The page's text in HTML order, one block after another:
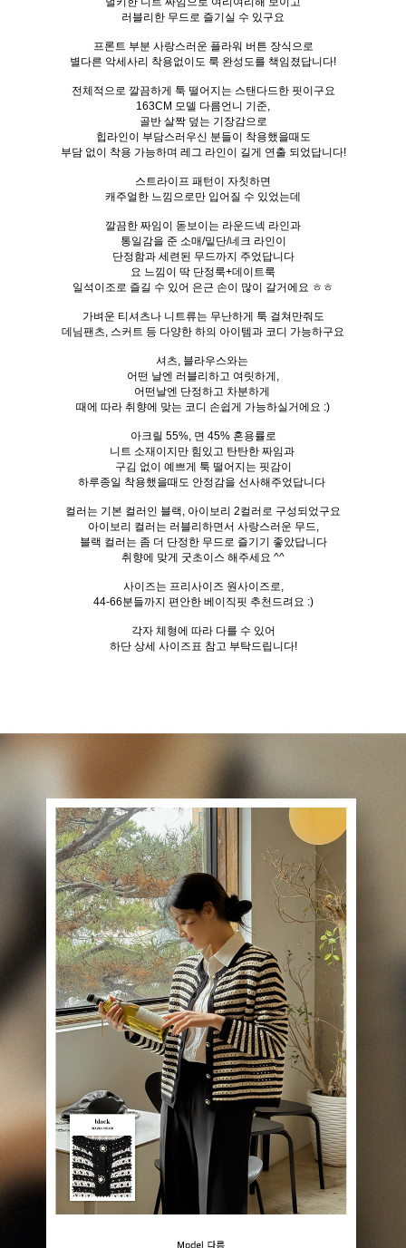
러블리한 무드로 즐기실 수 있구요
프론트 부분 사랑스러운 플라워 버튼 장식으로
별다른 악세사리 착용없이도 룩 완성도를 책임졌답니다!
전체적으로 깔끔하게 툭 떨어지는 스탠다드한 핏이구요
163CM 모델 다름언니 기준,
골반 살짝 덮는 기장감으로
힙라인이 부담스러우신 분들이 착용했을때도
부담 없이 착용 가능하며 레그 라인이 길게 연출 되었답니다!
스트라이프 패턴이 자칫하면
캐주얼한 느낌으로만 입어질 수 있었는데
깔끔한 짜임이 돋보이는 라운드넥 라인과
통일감을 준 소매/밑단/네크 라인이
단정함과 세련된 무드까지 주었답니다
요 느낌이 딱 단정룩+데이트룩
일석이조로 즐길 수 있어 은근 손이 많이 갈거에요 ㅎㅎ
가벼운 티셔츠나 니트류는 무난하게 툭 걸쳐만줘도
데님팬츠, 스커트 등 다양한 하의 아이템과 코디 가능하구요
셔츠, 블라우스와는
어떤 날엔 러블리하고 여릿하게,
어떤날엔 단정하고 차분하게
때에 따라 취향에 맞는 코디 손쉽게 가능하실거에요 :)
아크릴 55%, 면 45% 혼용률로
니트 소재이지만 힘있고 탄탄한 짜임과
구김 없이 예쁘게 툭 떨어지는 핏감이
하루종일 착용했을때도 안정감을 선사해주었답니다
컬러는 기본 컬러인 블랙, 아이보리 2컬러로 구성되었구요
아이보리 컬러는 러블리하면서 사랑스러운 무드,
블랙 컬러는 좀 더 단정한 무드로 즐기기 좋았답니다
취향에 맞게 굿초이스 해주세요 ^^
사이즈는 프리사이즈 원사이즈로,
44-66분들까지 편안한 베이직핏 추천드려요 :)
각자 체형에 따라 다를 수 있어
하단 상세 사이즈표 참고 부탁드립니다!